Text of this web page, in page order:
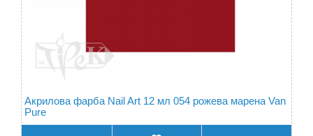
Акрилова фарба Nail Art 12 мл 054 рожева марена Van
Pure